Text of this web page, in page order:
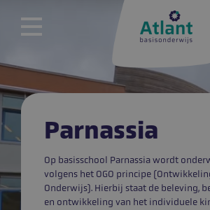
Parnassia
Op basisschool Parnassia wordt
volgens het OGO principe
Onderwijs). Hierbij staat de beleving,
en ontwikkeling van het individuele